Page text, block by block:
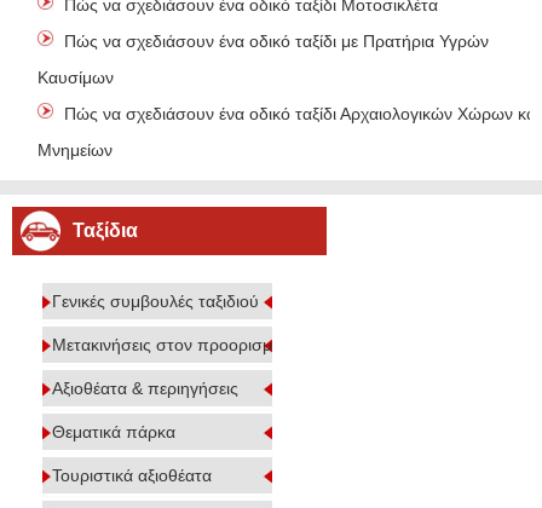
Πώς να σχεδιάσουν ένα οδικό ταξίδι Μοτοσικλέτα
Πώς να σχεδιάσουν ένα οδικό ταξίδι με Πρατήρια Υγρών
Καυσίμων
Πώς να σχεδιάσουν ένα οδικό ταξίδι Αρχαιολογικών Χώρων και
Μνημείων
Ταξίδια
Γενικές συμβουλές ταξιδιού
Μετακινήσεις στον προορισμό
Αξιοθέατα & περιηγήσεις
Θεματικά πάρκα
Τουριστικά αξιοθέατα